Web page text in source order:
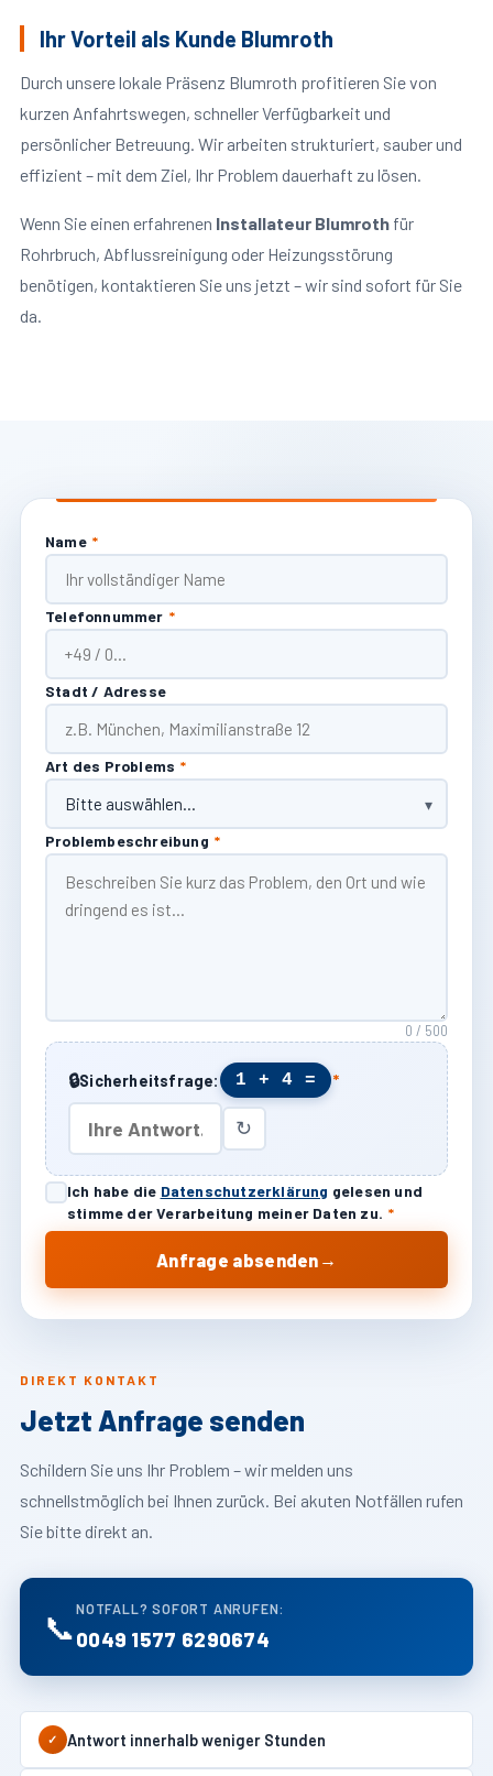
Ihr Vorteil als Kunde Blumroth
Durch unsere lokale Präsenz Blumroth profitieren Sie von
kurzen Anfahrtswegen, schneller Verfügbarkeit und
persönlicher Betreuung. Wir arbeiten strukturiert, sauber und
effizient – mit dem Ziel, Ihr Problem dauerhaft zu lösen.
Wenn Sie einen erfahrenen Installateur Blumrothfür
Rohrbruch, Abflussreinigung oder Heizungsstörung
benötigen, kontaktieren Sie uns jetzt – wir sind sofort für Sie
da.
DIREKT KONTAKT
Jetzt Anfrage senden
Schildern Sie uns Ihr Problem – wir melden uns
schnellstmöglich bei Ihnen zurück. Bei akuten Notfällen rufen
Sie bitte direkt an.
📞 NOTFALL? SOFORT ANRUFEN:
0049 1577 6290674
✓ Antwort innerhalb weniger Stunden
Name *
Telefonnummer *
Stadt / Adresse
Art des Problems *
Problembeschreibung *
0 / 500
🔒Sicherheitsfrage: 1 + 4 = *
↻
Ich habe die Datenschutzerklärung gelesen und
stimme der Verarbeitung meiner Daten zu. *
Anfrage absenden →